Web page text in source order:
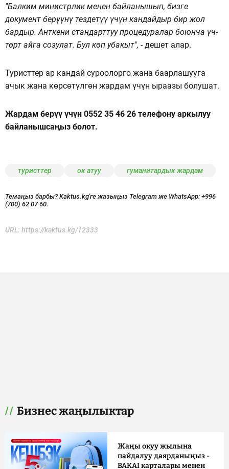
"Балким министрлик менен байланышып, бизге
документ берүүнү тездетүү үчүн кандайдыр бир жол
бардыр. Анткени стандарттуу процедуралар боюнча үч-
төрт айга созулат. Бул көп убакыт", - дешет алар.
Туристтер ар кандай суроолорго жана баарлашууга
ачык жана көрсөтүлгөн жардам үчүн ыраазы болушат.
Жардам берүү үчүн 0552 35 46 26 телефону аркылуу
байланышсаңыз болот.
туристтер ок атуу гуманитардык жардам
Темаңыз барбы? Kaktus.kg'ге жазыңыз Telegram же WhatsApp: +996
(700) 62 07 60.
URL: https://kaktus.kg/12333
Бизнес жаңылыктар
Жаңы окуу жылына
пайдалуу даярданыңыз -
BAKAI карталары менен